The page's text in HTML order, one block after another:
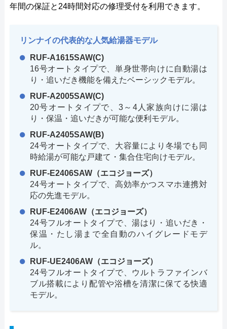
年間の保証と24時間対応の修理受付を利用できます。
リンナイの代表的な人気給湯器モデル
RUF-A1615SAW(C)
16号オートタイプで、単身世帯向けに自動湯は
り・追いだき機能を備えたベーシックモデル。
RUF-A2005SAW(C)
20号オートタイプで、3～4人家族向けに湯は
り・保温・追いだきが可能な便利モデル。
RUF-A2405SAW(B)
24号オートタイプで、大容量により冬場でも同
時給湯が可能な戸建て・集合住宅向けモデル。
RUF-E2406SAW（エコジョーズ）
24号オートタイプで、高効率かつスマホ連携対
応の先進モデル。
RUF-E2406AW（エコジョーズ）
24号フルオートタイプで、湯はり・追いだき・
保温・たし湯まで全自動のハイグレードモデ
ル。
RUF-UE2406AW（エコジョーズ）
24号フルオートタイプで、ウルトラファインバ
ブル搭載により配管や浴槽を清潔に保てる快適
モデル。